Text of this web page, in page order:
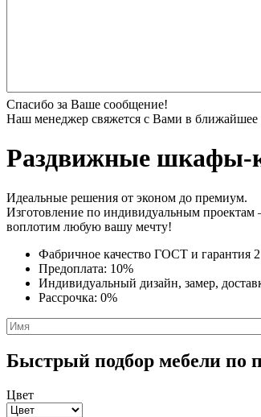
Спасибо за Ваше сообщение!
Наш менеджер свяжется с Вами в ближайшее
Раздвижные шкафы-
Идеальные решения от эконом до премиум.
Изготовление по индивидуальным
воплотим любую вашу мечту!
Фабричное качество ГОСТ и гарантия
Предоплата: 10%
Индивидуальный дизайн, замер,
Рассрочка: 0%
Быстрый подбор мебели по
Цвет